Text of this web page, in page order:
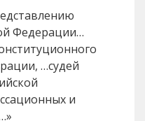
Федерации…
…судей
и